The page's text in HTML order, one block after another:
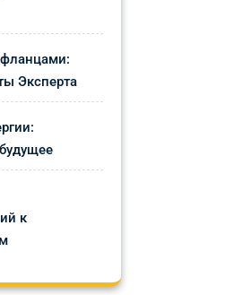
Эксперта
к